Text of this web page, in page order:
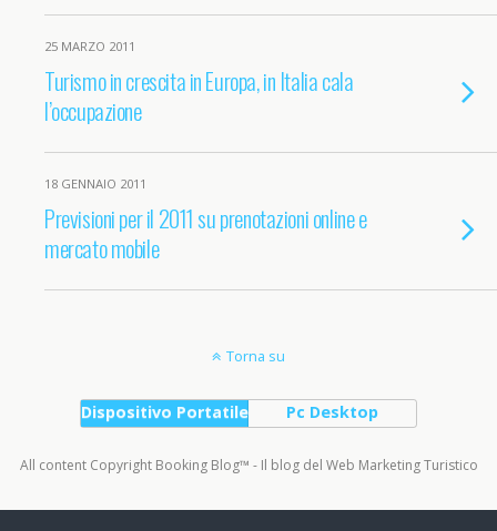
25 MARZO 2011
Turismo in crescita in Europa, in Italia cala
l’occupazione
18 GENNAIO 2011
Previsioni per il 2011 su prenotazioni online e
mercato mobile
Torna su
Dispositivo Portatile Pc Desktop
All content Copyright Booking Blog™ - Il blog del Web Marketing Turistico